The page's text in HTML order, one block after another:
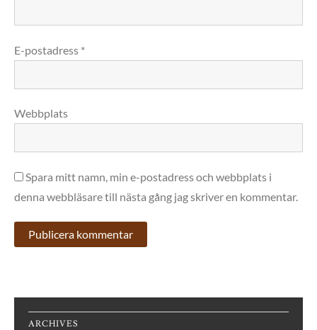
E-postadress *
Webbplats
Spara mitt namn, min e-postadress och webbplats i
denna webbläsare till nästa gång jag skriver en kommentar.
ARCHIVES